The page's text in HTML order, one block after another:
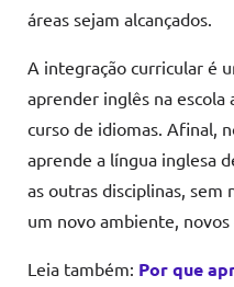
áreas sejam alcançados.
A integração curricular é
aprender inglês na
curso de idiomas. Afinal,
aprende a língua inglesa
as outras disciplinas, sem
um novo ambiente, novos
Leia também: Por que